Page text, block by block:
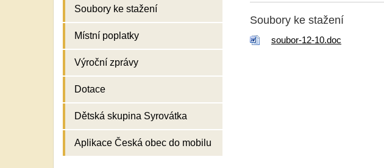
Soubory ke stažení
Místní poplatky
Výroční zprávy
Dotace
Dětská skupina Syrovátka
Aplikace Česká obec do mobilu
Soubory ke stažení
soubor-12-10.doc